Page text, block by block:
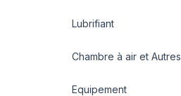
Lubrifiant
Chambre à air et Autres
Equipement